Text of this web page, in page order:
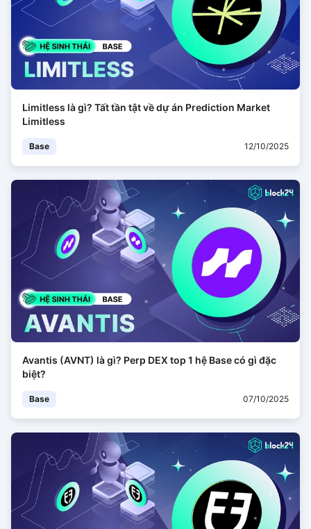
Limitless là gì? Tất tần tật về dự án Prediction Market
Limitless
Base 12/10/2025
Avantis (AVNT) là gì? Perp DEX top 1 hệ Base có gì đặc
biệt?
Base 07/10/2025